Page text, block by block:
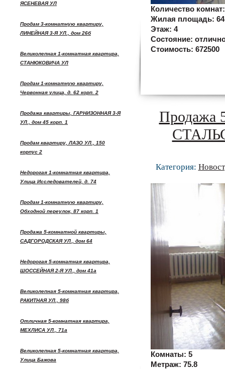
ЯСЕНЕВАЯ УЛ
Продам 3-комнатную квартиру,
ЛИНЕЙНАЯ 3-Я УЛ., дом 26б
Великолепная 1-комнатная квартира,
СТАНЮКОВИЧА УЛ
Продам 1-комнатную квартиру,
Червонная улица, д. 62 корп. 2
Продажа квартиры, ГАРНИЗОННАЯ 3-Я
УЛ., дом 45 корп. 1
Продам квартиру, ЛАЗО УЛ., 150
корпус 2
Недорогая 1-комнатная квартира,
Улица Исследователей, д. 74
Продам 1-комнатную квартиру,
Обходной переулок, 87 корп. 1
Продажа 5-комнатной квартиры,
САДГОРОДСКАЯ УЛ., дом 64
Недорогая 5-комнатная квартира,
ШОССЕЙНАЯ 2-Я УЛ., дом 41а
Великолепная 5-комнатная квартира,
РАКИТНАЯ УЛ., 98б
Отличная 5-комнатная квартира,
МЕХЛИСА УЛ., 71а
Великолепная 5-комнатная квартира,
Улица Бажова
Количество
Жилая площадь:
Этаж: 4
Состояние:
Стоимость: 672500
Продажа
Категория:
Комнаты: 5
Метраж: 75.8